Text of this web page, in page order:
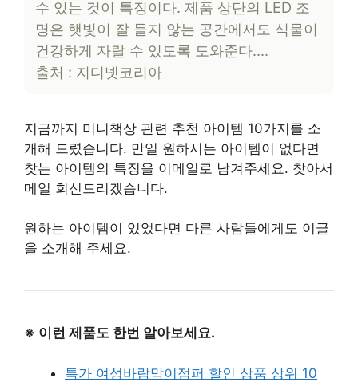
수 있는 것이 특징이다. 제품 상단의 LED 조
명은 햇빛이 잘 들지 않는 공간에서도 식물이
건강하게 자랄 수 있도록 도와준다….
출처 : 지디넷코리아
지금까지 미니책상 관련 추천 아이템 10가지를 소
개해 드렸습니다. 만일 원하시는 아이템이 없다면
찾는 아이템의 특징을 이메일로 남겨주세요. 찾아서
메일 회신드리겠습니다.
원하는 아이템이 있었다면 다른 사람들에게도 이글
을 소개해 주세요.
※ 이런 제품도 한번 알아보세요.
특가 여성바람막이점퍼 할인 상품 상위 10